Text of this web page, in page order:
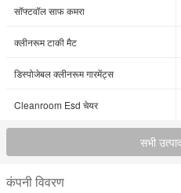
सॉफ्टवॉल साफ कमरा
क्लीनरूम टाकी मैट
डिस्पोजेबल क्लीनरूम गारमेंट्स
Cleanroom Esd चेयर
सभी
कंपनी विवरण